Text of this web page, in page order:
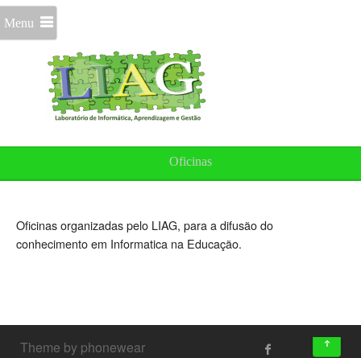
Menu
Oficinas
Oficinas organizadas pelo LIAG, para a difusão do
conhecimento em Informatica na Educação.
Theme by phonewear
↑